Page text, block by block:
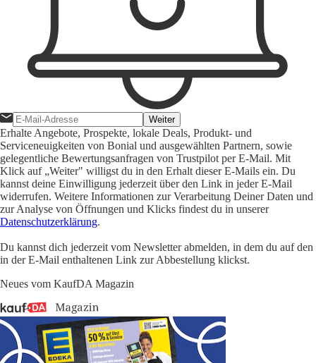
Weiter
Erhalte Angebote, Prospekte, lokale Deals, Produkt- und
Serviceneuigkeiten von Bonial und ausgewählten Partnern, sowie
gelegentliche Bewertungsanfragen von Trustpilot per E-Mail. Mit
Klick auf „Weiter" willigst du in den Erhalt dieser E-Mails ein. Du
kannst deine Einwilligung jederzeit über den Link in jeder E-Mail
widerrufen. Weitere Informationen zur Verarbeitung Deiner Daten und
zur Analyse von Öffnungen und Klicks findest du in unserer
Datenschutzerklärung.
Du kannst dich jederzeit vom Newsletter abmelden, in dem du auf den
in der E-Mail enthaltenen Link zur Abbestellung klickst.
Neues vom KaufDA Magazin